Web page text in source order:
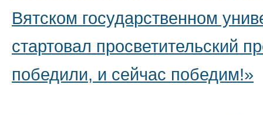
Вятском государственном
стартовал просветительский
победили, и сейчас победим!»